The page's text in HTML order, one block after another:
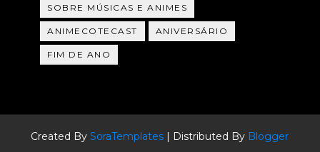
SOBRE MÚSICAS E ANIMES
ANIMECOTECAST ANIVERSÁRIO
FIM DE ANO
Created BySoraTemplates | Distributed By Blogger